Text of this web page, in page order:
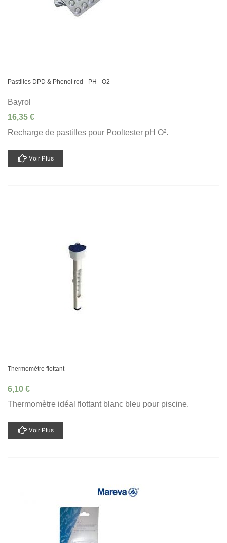
Pastilles DPD & Phenol red - PH - O2
Bayrol
16,35 €
Recharge de pastilles pour Pooltester pH O².
Voir Plus
Thermomètre flottant
6,10 €
Thermomètre idéal flottant blanc bleu pour piscine.
Voir Plus